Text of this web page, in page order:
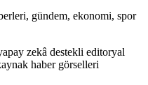
gündem, ekonomi, spor
zekâ destekli editoryal
haber görselleri